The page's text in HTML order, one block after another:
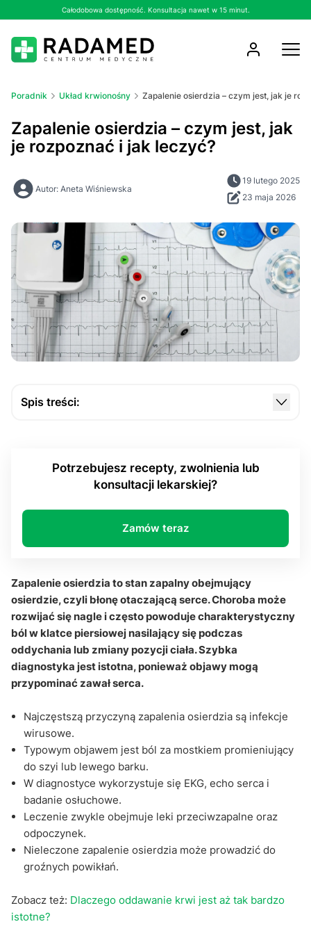
Całodobowa dostępność. Konsultacja nawet w 15 minut.
Poradnik Układ krwionośny Zapalenie osierdzia – czym jest, jak je
Zapalenie osierdzia – czym jest, jak
je rozpoznać i jak leczyć?
Autor: Aneta Wiśniewska
19 lutego 2025
23 maja 2026
Spis treści:
Jakie objawy mogą wskazywać na zapalenie
osierdzia i kiedy konieczny jest kontakt z lekarz?
Jak wygląda diagnostyka choroby i jakie znaczenie
mają badania takie jak EKG?
Q&A
Potrzebujesz recepty, zwolnienia lub
konsultacji lekarskiej?
Zamów teraz
Zapalenie osierdzia to stan zapalny obejmujący
osierdzie, czyli błonę otaczającą serce. Choroba może
rozwijać się nagle i często powoduje charakterystyczny
ból w klatce piersiowej nasilający się podczas
oddychania lub zmiany pozycji ciała. Szybka
diagnostyka jest istotna, ponieważ objawy mogą
przypominać zawał serca.
Najczęstszą przyczyną zapalenia osierdzia są infekcje
wirusowe.
Typowym objawem jest ból za mostkiem promieniujący
do szyi lub lewego barku.
W diagnostyce wykorzystuje się EKG, echo serca i
badanie osłuchowe.
Leczenie zwykle obejmuje leki przeciwzapalne oraz
odpoczynek.
Nieleczone zapalenie osierdzia może prowadzić do
groźnych powikłań.
Zobacz też: Dlaczego oddawanie krwi jest aż tak bardzo
istotne?